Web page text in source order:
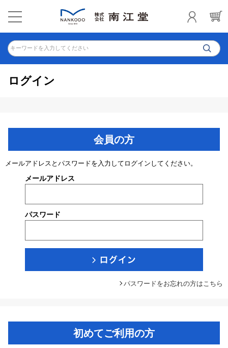
キーワードを入力してください
ログイン
会員の方
メールアドレスとパスワードを入力してログインしてください。
メールアドレス
パスワード
パスワードをお忘れの方はこちら
初めてご利用の方